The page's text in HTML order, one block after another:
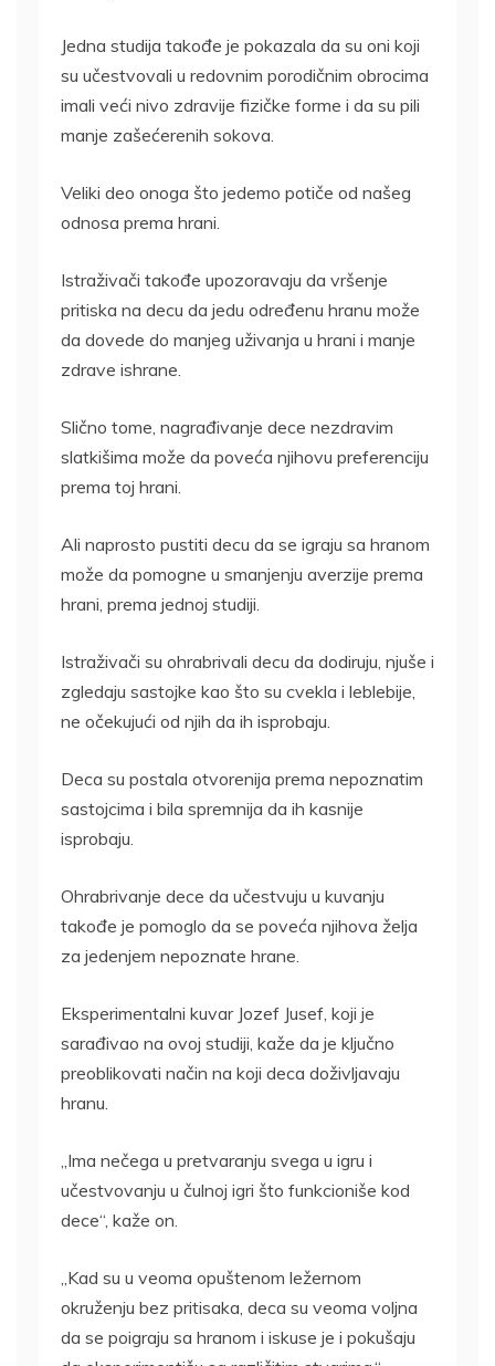
Jedna studija takođe je pokazala da su oni koji
su učestvovali u redovnim porodičnim obrocima
imali veći nivo zdravije fizičke forme i da su pili
manje zašećerenih sokova.
Veliki deo onoga što jedemo potiče od našeg
odnosa prema hrani.
Istraživači takođe upozoravaju da vršenje
pritiska na decu da jedu određenu hranu može
da dovede do manjeg uživanja u hrani i manje
zdrave ishrane.
Slično tome, nagrađivanje dece nezdravim
slatkišima može da poveća njihovu preferenciju
prema toj hrani.
Ali naprosto pustiti decu da se igraju sa hranom
može da pomogne u smanjenju averzije prema
hrani, prema jednoj studiji.
Istraživači su ohrabrivali decu da dodiruju, njuše i
zgledaju sastojke kao što su cvekla i leblebije,
ne očekujući od njih da ih isprobaju.
Deca su postala otvorenija prema nepoznatim
sastojcima i bila spremnija da ih kasnije
isprobaju.
Ohrabrivanje dece da učestvuju u kuvanju
takođe je pomoglo da se poveća njihova želja
za jedenjem nepoznate hrane.
Eksperimentalni kuvar Jozef Jusef, koji je
sarađivao na ovoj studiji, kaže da je ključno
preoblikovati način na koji deca doživljavaju
hranu.
„Ima nečega u pretvaranju svega u igru i
učestvovanju u čulnoj igri što funkcioniše kod
dece“, kaže on.
„Kad su u veoma opuštenom ležernom
okruženju bez pritisaka, deca su veoma voljna
da se poigraju sa hranom i iskuse je i pokušaju